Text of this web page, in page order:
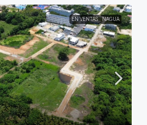
EN VENTAS NAGUA